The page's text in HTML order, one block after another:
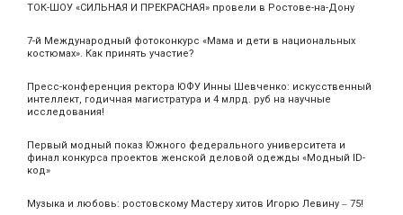
ТОК-ШОУ «СИЛЬНАЯ И ПРЕКРАСНАЯ» провели в Ростове-на-Дону
7-й Международный фотоконкурс «Мама и дети в национальных
костюмах». Как принять участие?
Пресс-конференция ректора ЮФУ Инны Шевченко: искусственный
интеллект, годичная магистратура и 4 млрд. руб на научные
исследования!
Первый модный показ Южного федерального университета и
финал конкурса проектов женской деловой одежды «Модный ID-
код»
Музыка и любовь: ростовскому Мастеру хитов Игорю Левину ‒ 75!